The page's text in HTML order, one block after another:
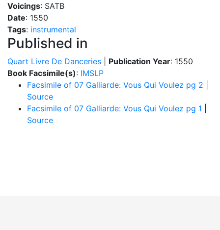
Voicings: SATB
Date: 1550
Tags: instrumental
Published in
Quart Livre De Danceries Publication Year: 1550
Book Facsimile(s): IMSLP
Facsimile of 07 Galliarde: Vous Qui Voulez pg 2
Source
Facsimile of 07 Galliarde: Vous Qui Voulez pg 1
Source